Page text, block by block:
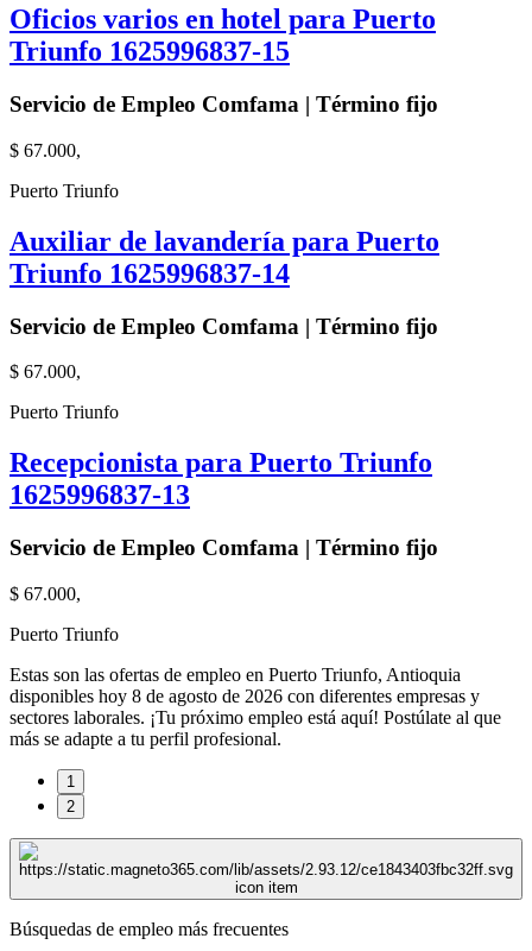
Oficios varios en hotel para Puerto
Triunfo 1625996837-15
Servicio de Empleo Comfama | Término fijo
$ 67.000,
Puerto Triunfo
Auxiliar de lavandería para Puerto
Triunfo 1625996837-14
Servicio de Empleo Comfama | Término fijo
$ 67.000,
Puerto Triunfo
Recepcionista para Puerto Triunfo
1625996837-13
Servicio de Empleo Comfama | Término fijo
$ 67.000,
Puerto Triunfo
Estas son las ofertas de empleo en Puerto Triunfo, Antioquia
disponibles hoy 8 de agosto de 2026 con diferentes empresas y
sectores laborales. ¡Tu próximo empleo está aquí! Postúlate al que
más se adapte a tu perfil profesional.
1
2
Búsquedas de empleo más frecuentes